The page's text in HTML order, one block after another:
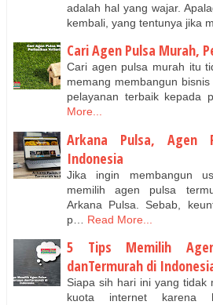
adalah hal yang wajar.
kembali, yang tentunya jika
Cari Agen Pulsa Murah,
Cari agen pulsa murah itu
memang membangun
pelayanan terbaik kepada
More...
Arkana Pulsa, Agen
Indonesia
Jika ingin membangun
memilih agen pulsa
Arkana Pulsa. Sebab,
p…
Read More...
5 Tips Memilih
danTermurah di
Siapa sih hari ini yang tidak
kuota internet karena